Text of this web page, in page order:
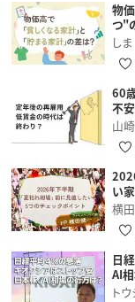
物
つ"
しま
60
不
山
い
横
日
AI
ト